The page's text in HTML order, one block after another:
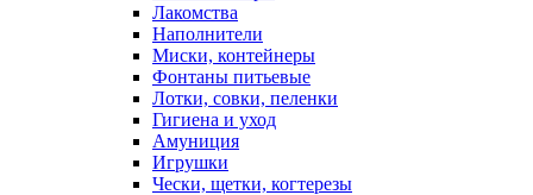
Лакомства
Наполнители
Миски, контейнеры
Фонтаны питьевые
Лотки, совки, пеленки
Гигиена и уход
Амуниция
Игрушки
Чески, щетки, когтерезы